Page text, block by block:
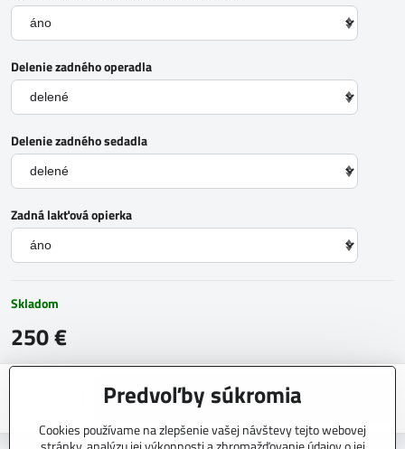
Delenie zadného operadla
Delenie zadného sedadla
Zadná lakťová opierka
Skladom
250 €
Do košíka
Predvoľby súkromia
Cookies používame na zlepšenie vašej návštevy tejto webovej